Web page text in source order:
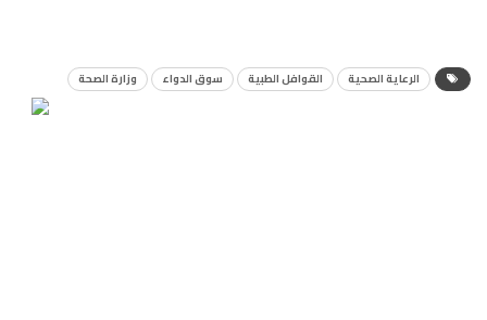
الرعاية الصحية القوافل الطبية سوق الدواء وزارة الصحة